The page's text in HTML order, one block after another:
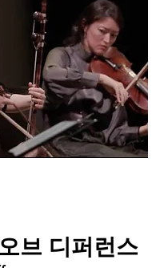
브 디퍼런스